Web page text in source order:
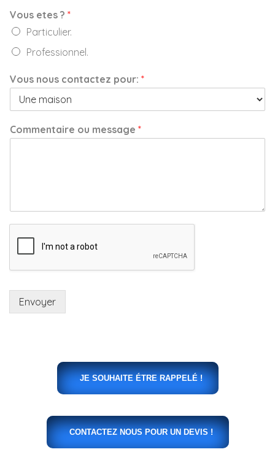
Vous etes ? *
Particulier.
Professionnel.
Vous nous contactez pour: *
Commentaire ou message *
Envoyer
JE SOUHAITE ÉTRE RAPPELÉ !
CONTACTEZ NOUS POUR UN DEVIS !